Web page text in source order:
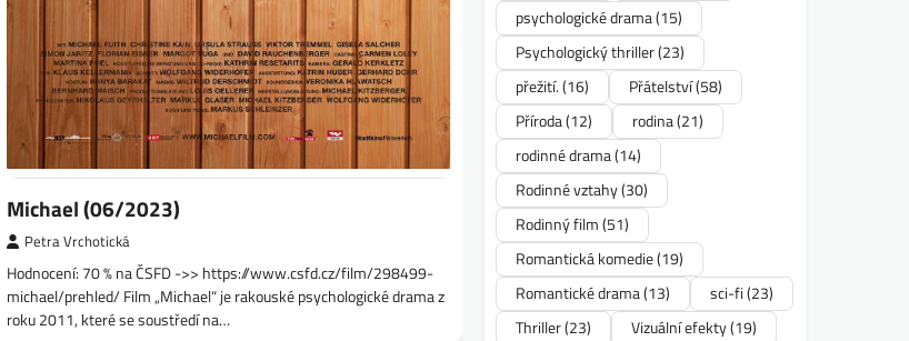
Michael (06/2023)
Petra Vrchotická
Hodnocení: 70 % na ČSFD ->> https://www.csfd.cz/film/298499-
michael/prehled/ Film „Michael“ je rakouské psychologické drama z
roku 2011, které se soustředí na…
psychologické drama(15)
Psychologický thriller(23)
přežití.(16) Přátelství(58)
Příroda(12) rodina(21)
rodinné drama(14)
Rodinné vztahy(30)
Rodinný film(51)
Romantická komedie(19)
Romantické drama(13) sci-fi(23)
Thriller(23) Vizuální efekty(19)